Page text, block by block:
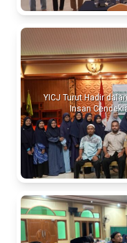
YICJ Turut Hadir
Insan